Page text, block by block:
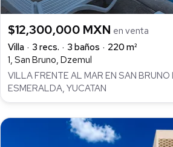
$12,300,000 MXN en venta
Villa
3 recs. 3 baños
220 m²
1, San Bruno, Dzemul
VILLA FRENTE AL MAR EN SAN BRUNO
ESMERALDA, YUCATAN